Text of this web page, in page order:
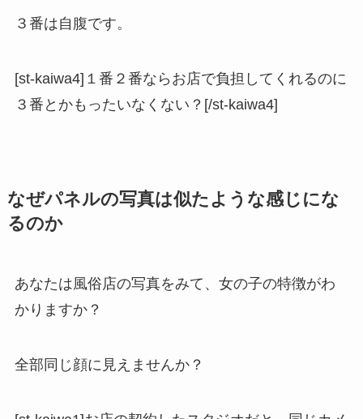
３番は自腹です。
[st-kaiwa4]１番２番ならお店で負担してくれるのに
３番とかもったいなくない？[/st-kaiwa4]
なぜパネルの写真は似たような感じにな
るのか
あなたは風俗店の写真をみて、女の子の特徴がわ
かりますか？
全部同じ顔に見えませんか？